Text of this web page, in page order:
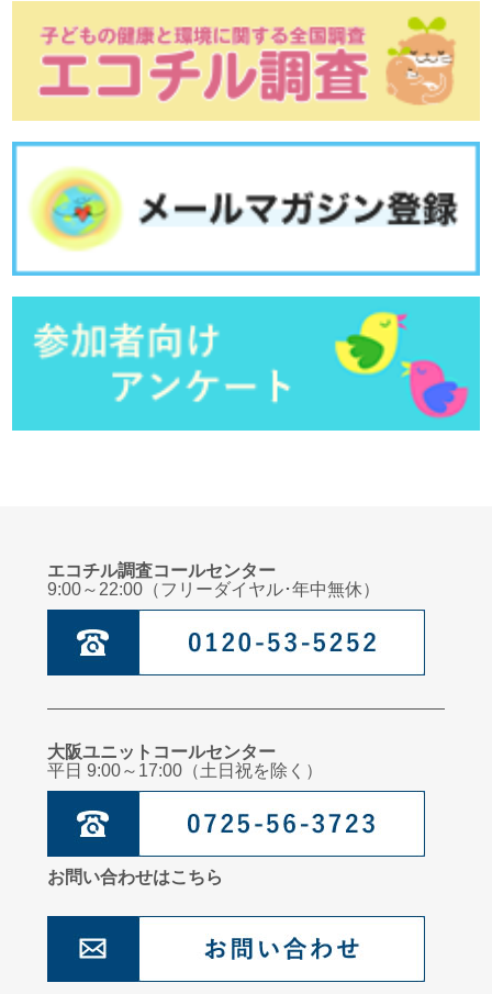
エコチル調査コールセンター
9:00～22:00（フリーダイヤル･年中無休）
大阪ユニットコールセンター
平日 9:00～17:00（土日祝を除く）
お問い合わせはこちら